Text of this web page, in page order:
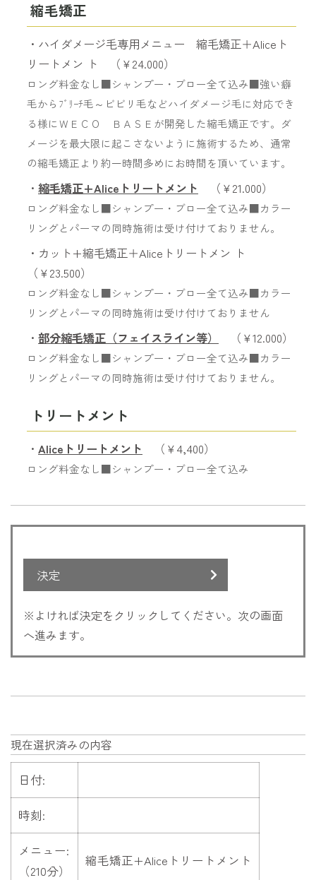
縮毛矯正
・ハイダメージ毛専用メニュー 縮毛矯正＋Aliceト
リートメン ト （￥24.000）
ロング料金なし■シャンプー・ブロー全て込み■強い癖
毛からﾌﾞﾘｰﾁ毛～ビビリ毛などハイダメージ毛に対応でき
る様にＷＥＣＯ ＢＡＳＥが開発した縮毛矯正です。ダ
メージを最大限に起こさないように施術するため、通常
の縮毛矯正より約一時間多めにお時間を頂いています。
・ 縮毛矯正+Aliceトリートメント （￥21.000）
ロング料金なし■シャンプー・ブロー全て込み■カラー
リングとパーマの同時施術は受け付けておりません。
・カット+縮毛矯正＋Aliceトリートメン ト
（￥23.500）
ロング料金なし■シャンプー・ブロー全て込み■カラー
リングとパーマの同時施術は受け付けておりません
・ 部分縮毛矯正（フェイスライン等） （￥12.000）
ロング料金なし■シャンプー・ブロー全て込み■カラー
リングとパーマの同時施術は受け付けておりません。
トリートメント
・ Aliceトリートメント （￥4,400）
ロング料金なし■シャンプー・ブロー全て込み
決定
※よければ決定をクリックしてください。次の画面
へ進みます。
現在選択済みの内容
日付:
時刻:
メニュー:
（210分）
縮毛矯正+Aliceトリートメント